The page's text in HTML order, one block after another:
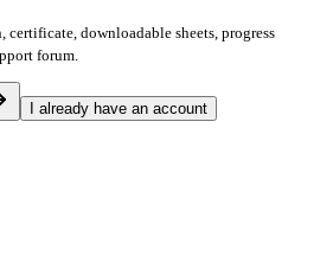
certificate, downloadable sheets, progress
forum.
I already have an account